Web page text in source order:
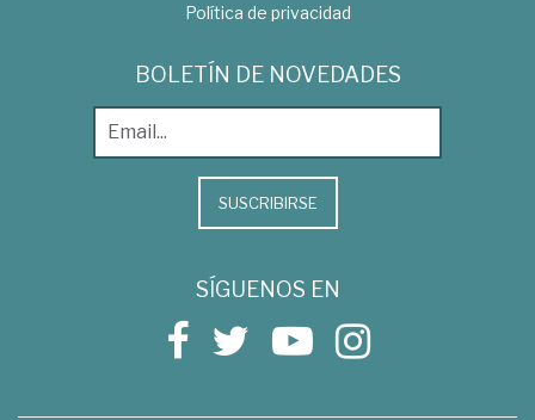
Política de privacidad
BOLETÍN DE NOVEDADES
SUSCRIBIRSE
SÍGUENOS EN